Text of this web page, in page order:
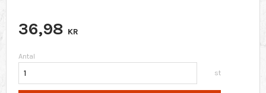
36,98 KR
Antal
st